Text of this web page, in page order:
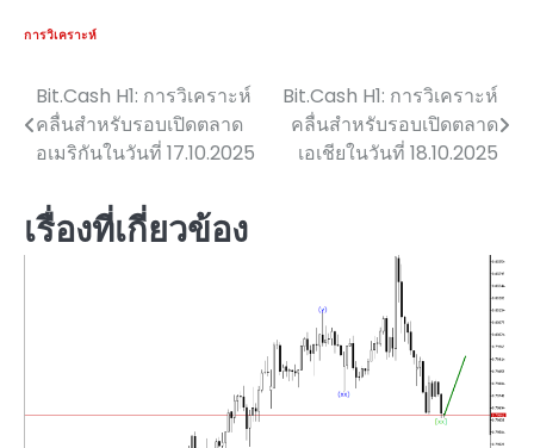
การวิเคราะห์
แนะแนว
เรื่อง
Bit.Cash H1: การวิเคราะห์
คลื่นสำหรับรอบเปิดตลาด
อเมริกันในวันที่ 17.10.2025
Bit.Cash H1: การวิเคราะห์
คลื่นสำหรับรอบเปิดตลาด
เอเชียในวันที่ 18.10.2025
เรื่องที่เกี่ยวข้อง